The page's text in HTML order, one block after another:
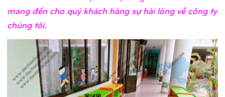
mang đến cho quý khách hàng sự hài lòng về công ty
chúng tôi.